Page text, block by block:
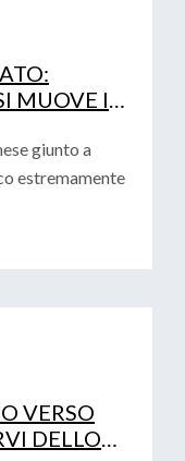
MUOVE IN
giunto a
estremamente
VERSO
DELLO